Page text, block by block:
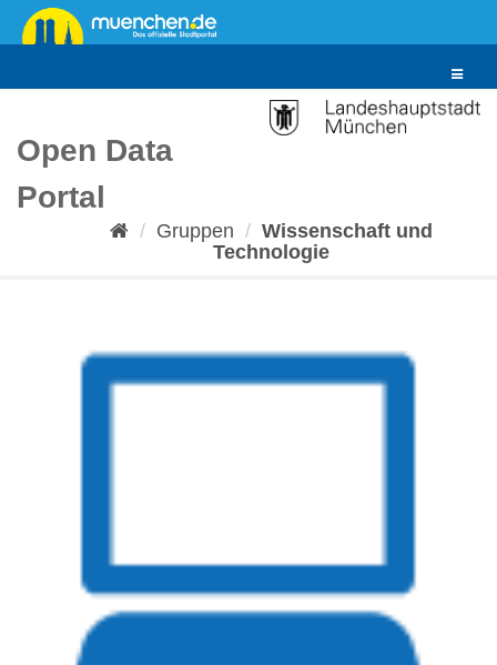
Überspringen
zum
Toggle
Open Data
Portal
Gruppen
Wissenschaft und
Technologie